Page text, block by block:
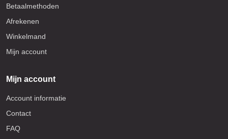
Betaalmethoden
Afrekenen
Winkelmand
Mijn account
Mijn account
Account informatie
Contact
FAQ